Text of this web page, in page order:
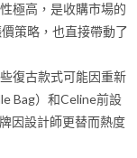
極高，是收購市場的
策略，也直接帶動了
復古款式可能因重新
Bag）和Celine前設
因設計師更替而熱度